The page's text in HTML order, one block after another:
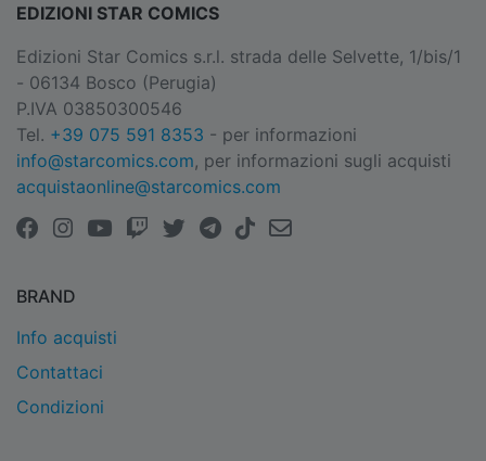
EDIZIONI STAR COMICS
Edizioni Star Comics s.r.l. strada delle Selvette, 1/bis/1
- 06134 Bosco (Perugia)
P.IVA 03850300546
Tel. +39 075 591 8353 - per informazioni
info@starcomics.com, per informazioni sugli acquisti
acquistaonline@starcomics.com
BRAND
Info acquisti
Contattaci
Condizioni